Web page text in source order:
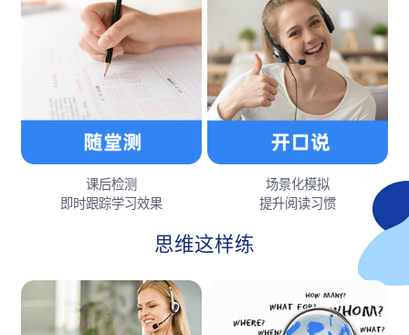
课后检测
即时跟踪学习效果
场景化模拟
提升阅读习惯
思维这样练